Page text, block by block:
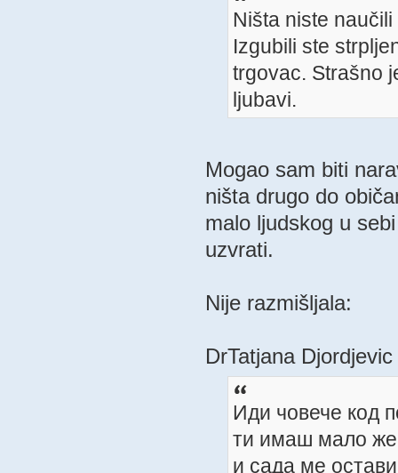
Ništa niste
Izgubili ste
trgovac. Strašno
ljubavi.
Mogao sam biti
ništa drugo do
malo ljudskog u
uzvrati.
Nije razmišljala:
DrTatjana Djordjevic
Иди човече код
ти имаш мало
и сада ме